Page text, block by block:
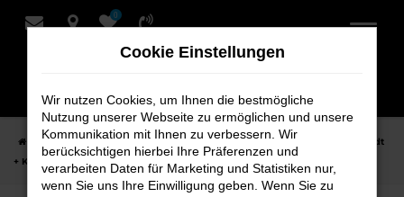
Zum
0
Startseite Stuhr Audi Audi Q2
Audi Q2 Neuwagen bei Schmidt
+ Koch für Stuhr
Cookie Einstellungen
Wir nutzen Cookies, um Ihnen die bestmögliche
Nutzung unserer Webseite zu ermöglichen und unsere
Kommunikation mit Ihnen zu verbessern. Wir
berücksichtigen hierbei Ihre Präferenzen und
verarbeiten Daten für Marketing und Statistiken nur,
wenn Sie uns Ihre Einwilligung geben. Wenn Sie zu